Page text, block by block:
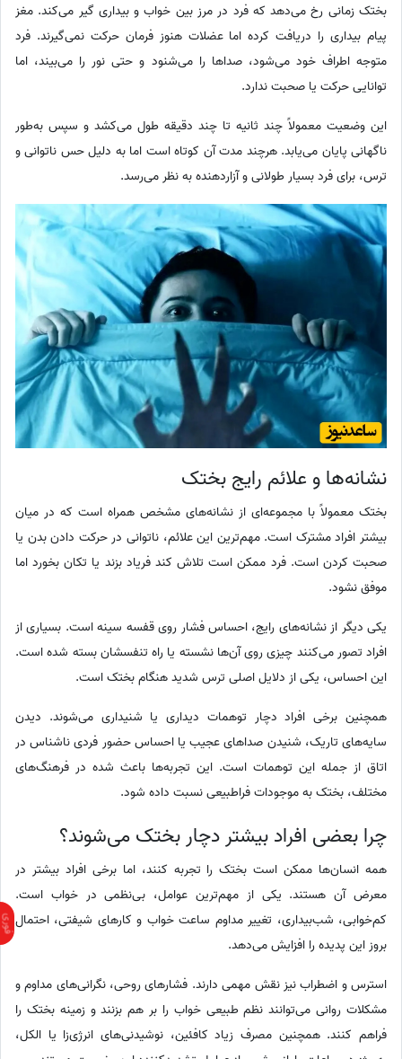
بختک زمانی رخ می‌دهد که فرد در مرز بین خواب و بیداری گیر می‌کند. مغز
پیام بیداری را دریافت کرده اما عضلات هنوز فرمان حرکت نمی‌گیرند. فرد
متوجه اطراف خود می‌شود، صداها را می‌شنود و حتی نور را می‌بیند، اما
توانایی حرکت یا صحبت ندارد.
این وضعیت معمولاً چند ثانیه تا چند دقیقه طول می‌کشد و سپس به‌طور
ناگهانی پایان می‌یابد. هرچند مدت آن کوتاه است اما به دلیل حس ناتوانی و
ترس، برای فرد بسیار طولانی و آزاردهنده به نظر می‌رسد.
نشانه‌ها و علائم رایج بختک
بختک معمولاً با مجموعه‌ای از نشانه‌های مشخص همراه است که در میان
بیشتر افراد مشترک است. مهم‌ترین این علائم، ناتوانی در حرکت دادن بدن یا
صحبت کردن است. فرد ممکن است تلاش کند فریاد بزند یا تکان بخورد اما
موفق نشود.
یکی دیگر از نشانه‌های رایج، احساس فشار روی قفسه سینه است. بسیاری از
افراد تصور می‌کنند چیزی روی آن‌ها نشسته یا راه تنفسشان بسته شده است.
این احساس، یکی از دلایل اصلی ترس شدید هنگام بختک است.
همچنین برخی افراد دچار توهمات دیداری یا شنیداری می‌شوند. دیدن
سایه‌های تاریک، شنیدن صداهای عجیب یا احساس حضور فردی ناشناس در
اتاق از جمله این توهمات است. این تجربه‌ها باعث شده در فرهنگ‌های
مختلف، بختک به موجودات فراطبیعی نسبت داده شود.
چرا بعضی افراد بیشتر دچار بختک می‌شوند؟
همه انسان‌ها ممکن است بختک را تجربه کنند، اما برخی افراد بیشتر در
معرض آن هستند. یکی از مهم‌ترین عوامل، بی‌نظمی در خواب است.
کم‌خوابی، شب‌بیداری، تغییر مداوم ساعت خواب و کارهای شیفتی، احتمال
بروز این پدیده را افزایش می‌دهد.
استرس و اضطراب نیز نقش مهمی دارند. فشارهای روحی، نگرانی‌های مداوم و
مشکلات روانی می‌توانند نظم طبیعی خواب را بر هم بزنند و زمینه بختک را
فراهم کنند. همچنین مصرف زیاد کافئین، نوشیدنی‌های انرژی‌زا یا الکل،